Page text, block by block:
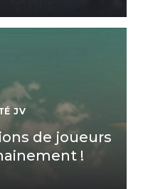
JV
de joueurs
!